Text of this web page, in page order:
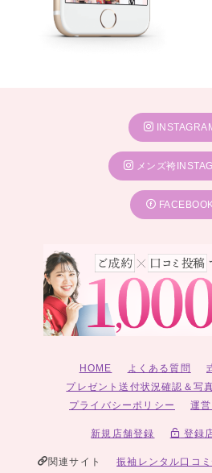
メンズ袴
HOME よくある質問
プレゼント送付状況確認＆写
プライバシーポリシー
運
新規店舗登録 登録
関連サイト 振袖レンタル口コ